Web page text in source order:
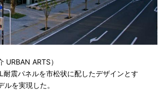
URBAN ARTS）
震パネルを市松状に配したデザインとす
を実現した。